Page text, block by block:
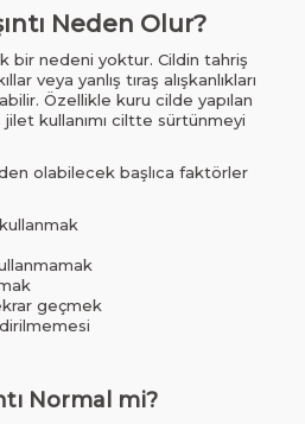
Neden Olur?
bir nedeni yoktur. Cildin tahriş
veya yanlış tıraş alışkanlıkları
Özellikle kuru cilde yapılan
kullanımı ciltte sürtünmeyi
olabilecek başlıca faktörler
geçmek
Normal mi?